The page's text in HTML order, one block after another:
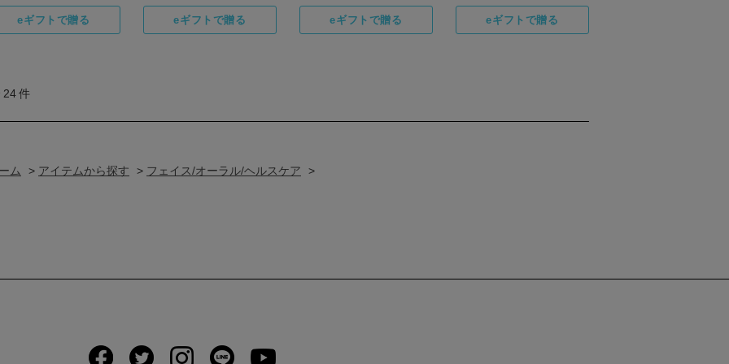
24 件
ム > アイテムから探す > フェイス/オーラル/ヘルスケア >